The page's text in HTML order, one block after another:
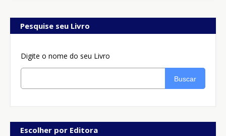
Pesquise seu Livro
Digite o nome do seu Livro
Buscar
Escolher por Editora